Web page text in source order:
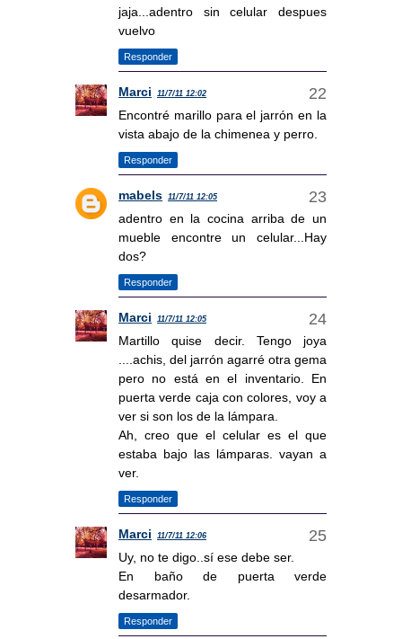
jaja...adentro sin celular despues
vuelvo
Responder
Marci 11/7/11 12:02
Encontré marillo para el jarrón en la
vista abajo de la chimenea y perro.
Responder
mabels 11/7/11 12:05
adentro en la cocina arriba de un
mueble encontre un celular...Hay
dos?
Responder
Marci 11/7/11 12:05
Martillo quise decir. Tengo joya
....achis, del jarrón agarré otra gema
pero no está en el inventario. En
puerta verde caja con colores, voy a
ver si son los de la lámpara.
Ah, creo que el celular es el que
estaba bajo las lámparas. vayan a
ver.
Responder
Marci 11/7/11 12:06
Uy, no te digo..sí ese debe ser.
En baño de puerta verde
desarmador.
Responder